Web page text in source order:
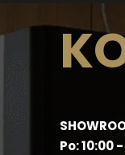
Po: 10:00